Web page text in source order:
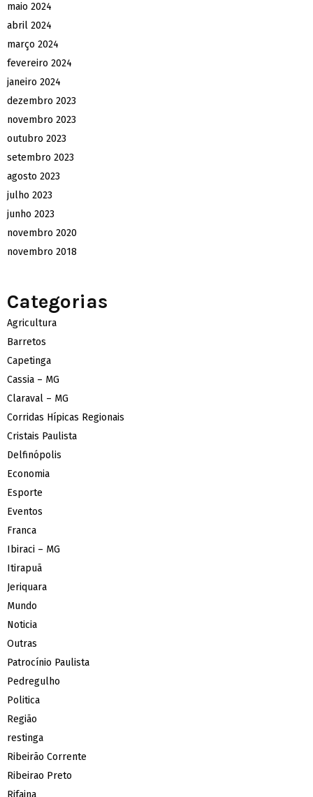
maio 2024
abril 2024
março 2024
fevereiro 2024
janeiro 2024
dezembro 2023
novembro 2023
outubro 2023
setembro 2023
agosto 2023
julho 2023
junho 2023
novembro 2020
novembro 2018
Categorias
Agricultura
Barretos
Capetinga
Cassia – MG
Claraval – MG
Corridas Hípicas Regionais
Cristais Paulista
Delfinópolis
Economia
Esporte
Eventos
Franca
Ibiraci – MG
Itirapuã
Jeriquara
Mundo
Noticia
Outras
Patrocínio Paulista
Pedregulho
Politica
Região
restinga
Ribeirão Corrente
Ribeirao Preto